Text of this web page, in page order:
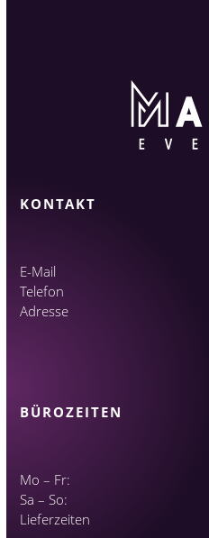
KONTAKT
E-Mail
Telefon
Adresse
BÜROZEITEN
Mo – Fr:
Sa – So:
Lieferzeiten